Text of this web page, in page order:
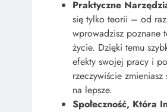
Praktyczne
się tylko teorii – od
wprowadzisz poznane
życie. Dzięki temu
efekty swojej pracy i
rzeczywiście
na lepsze.
Społeczność, Która